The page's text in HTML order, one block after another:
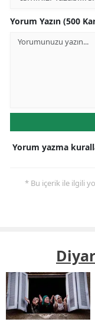
Yorum Yazın (500
Yorum yazma
* Bu içerik ile ilgili